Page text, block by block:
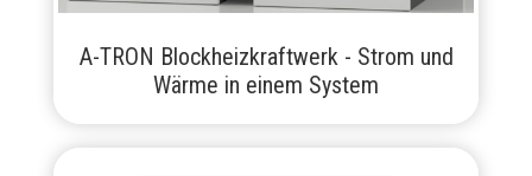
A-TRON Blockheizkraftwerk - Strom und
Wärme in einem System